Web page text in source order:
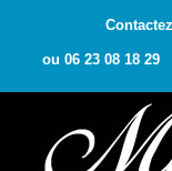
ou 06 23 08 18 29